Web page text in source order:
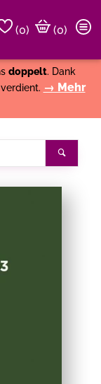
(0)
(0)
doppelt. Dank
→ Mehr